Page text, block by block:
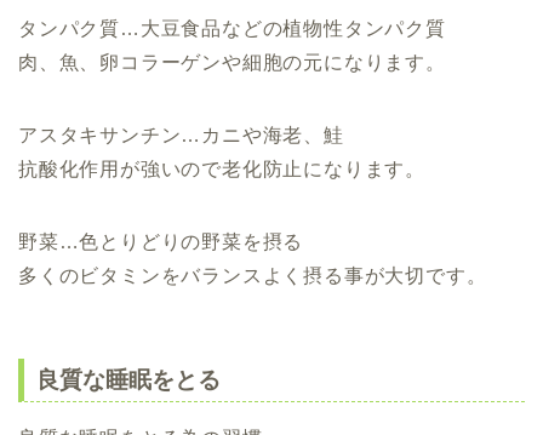
タンパク質…大豆食品などの植物性タンパク質
肉、魚、卵コラーゲンや細胞の元になります。
アスタキサンチン…カニや海老、鮭
抗酸化作用が強いので老化防止になります。
野菜…色とりどりの野菜を摂る
多くのビタミンをバランスよく摂る事が大切です。
良質な睡眠をとる